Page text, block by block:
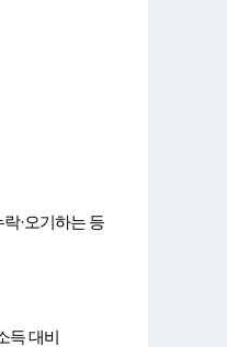
·오기하는 등
득 대비